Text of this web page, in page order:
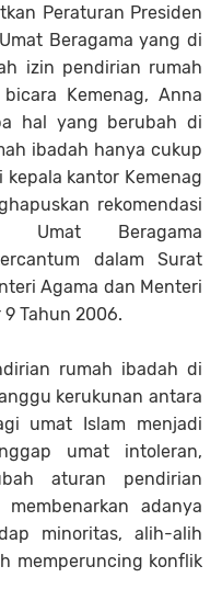
Peraturan Presiden
Beragama yang di
izin pendirian rumah
Kemenag, Anna
hal yang berubah di
ibadah hanya cukup
kantor Kemenag
rekomendasi
Umat Beragama
dalam Surat
Agama dan Menteri
Tahun 2006.
rumah ibadah di
kerukunan antara
umat Islam menjadi
umat intoleran,
aturan pendirian
adanya
minoritas, alih-alih
memperuncing konflik